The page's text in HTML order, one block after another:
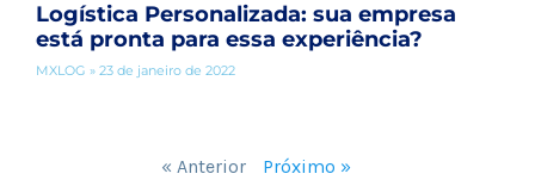
Logística Personalizada: sua empresa
está pronta para essa experiência?
MXLOG 23 de janeiro de 2022
« Anterior Próximo »